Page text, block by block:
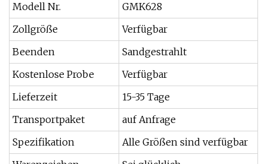
Modell Nr.
GMK628
Zollgröße
Verfügbar
Beenden
Sandgestrahlt
Kostenlose Probe
Verfügbar
Lieferzeit
15-35 Tage
Transportpaket
auf Anfrage
Spezifikation
Alle Größen sind verfügbar